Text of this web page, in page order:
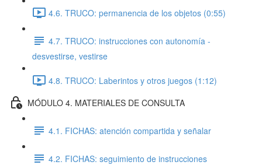
4.6. TRUCO: permanencia de los objetos (0:55)
4.7. TRUCO: instrucciones con autonomía -
desvestirse, vestirse
4.8. TRUCO: Laberintos y otros juegos (1:12)
MÓDULO 4. MATERIALES DE CONSULTA
4.1. FICHAS: atención compartida y señalar
4.2. FICHAS: seguimiento de instrucciones